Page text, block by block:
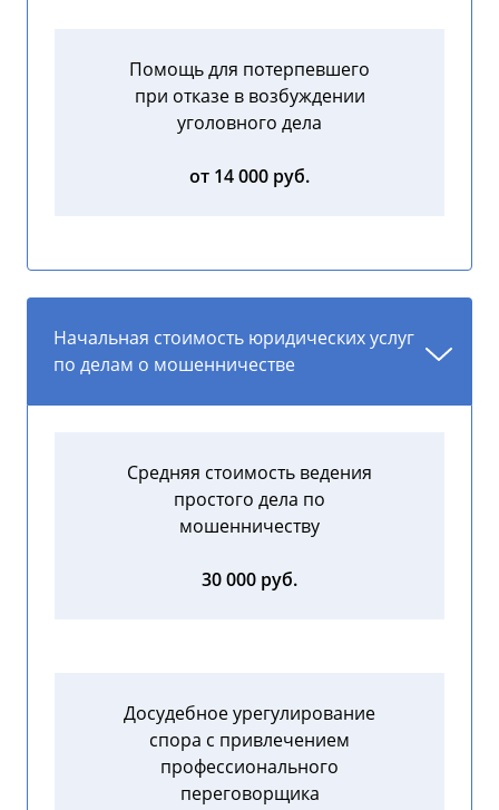
Помощь для потерпевшего
при отказе в возбуждении
уголовного дела
от 14 000 руб.
Начальная стоимость юридических услуг
по делам о мошенничестве
Средняя стоимость ведения
простого дела по
мошенничеству
30 000 руб.
Досудебное урегулирование
спора с привлечением
профессионального
переговорщика